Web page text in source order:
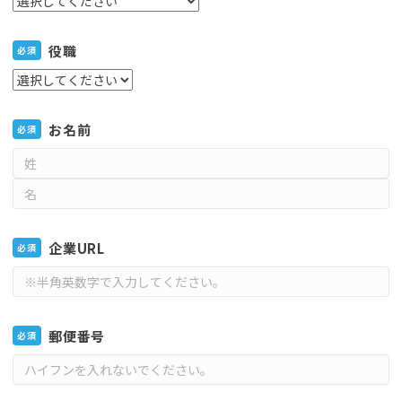
必須 役職
必須 お名前
必須 企業URL
必須 郵便番号